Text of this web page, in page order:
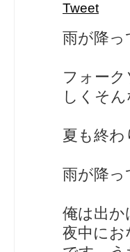
Tweet
雨が降っ
フォー
しくそ
夏も終わ
雨が降っ
俺は出か
夜中に